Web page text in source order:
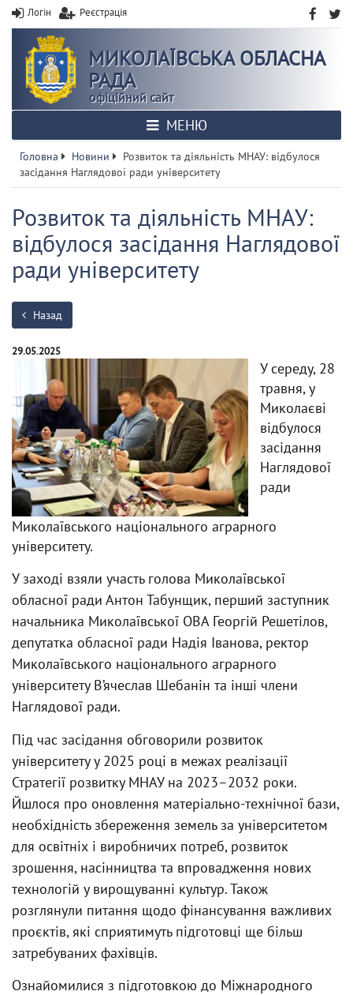
Логін Реєстрація
МИКОЛАЇВСЬКА ОБЛАСНА
РАДА
офіційний сайт
МЕНЮ
Головна Новини
Розвиток та діяльність МНАУ: відбулося
засідання Наглядової ради університету
Розвиток та діяльність МНАУ:
відбулося засідання Наглядової
ради університету
Назад
29.05.2025
У середу, 28
травня, у
Миколаєві
відбулося
засідання
Наглядової
ради
Миколаївського національного аграрного
університету.
У заході взяли участь голова Миколаївської
обласної ради Антон Табунщик, перший заступник
начальника Миколаївської ОВА Георгій Решетілов,
депутатка обласної ради Надія Іванова, ректор
Миколаївського національного аграрного
університету В’ячеслав Шебанін та інші члени
Наглядової ради.
Під час засідання обговорили розвиток
університету у 2025 році в межах реалізації
Стратегії розвитку МНАУ на 2023–2032 роки.
Йшлося про оновлення матеріально-технічної бази,
необхідність збереження земель за університетом
для освітніх і виробничих потреб, розвиток
зрошення, насінництва та впровадження нових
технологій у вирощуванні культур. Також
розглянули питання щодо фінансування важливих
проєктів, які сприятимуть підготовці ще більш
затребуваних фахівців.
Ознайомилися з підготовкою до Міжнародного